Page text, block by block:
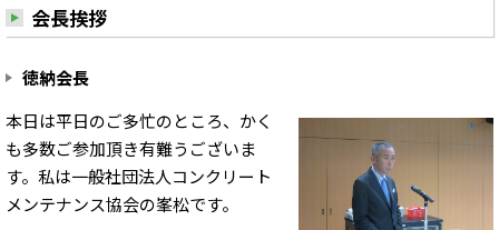
会長挨拶
徳納会長
本日は平日のご多忙のところ、かく
も多数ご参加頂き有難うございま
す。私は一般社団法人コンクリート
メンテナンス協会の峯松です。